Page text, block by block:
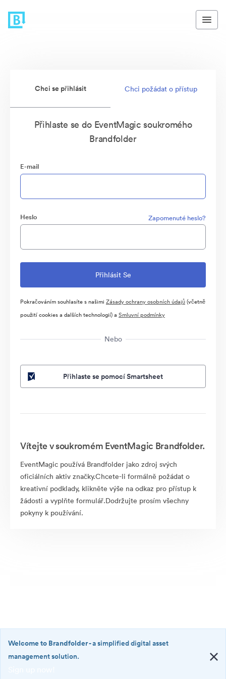
Chci se přihlásit Chci požádat o přístup
Přihlaste se do EventMagic soukromého
Brandfolder
E-mail
Heslo Zapomenuté heslo?
Pokračováním souhlasíte s našimi Zásady ochrany osobních údajů(včetně
použití cookies a dalších technologií) a Smluvní podmínky
Nebo
Přihlaste se pomocí Smartsheet
Vítejte v soukromém EventMagic Brandfolder.
EventMagic používá Brandfolder jako zdroj svých
oficiálních aktiv značky.Chcete-li formálně požádat o
kreativní podklady, klikněte výše na odkaz pro přístup k
žádosti a vyplňte formulář.Dodržujte prosím všechny
pokyny k používání.
Welcome to Brandfolder- a simplified digital asset
management solution.